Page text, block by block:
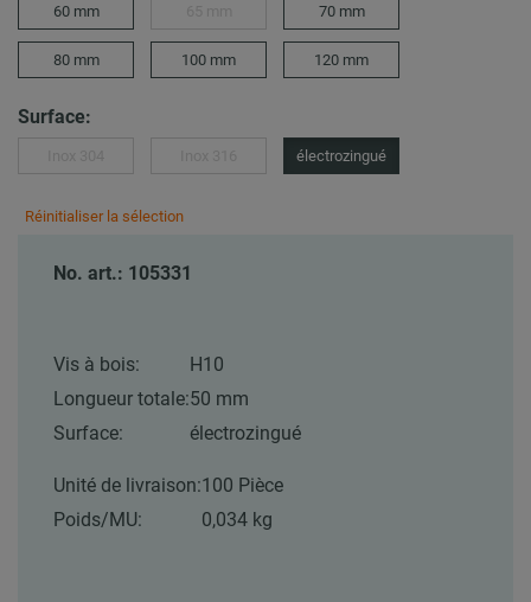
60 mm 70 mm
80 mm 100 mm 120 mm
Surface:
électrozingué
Réinitialiser la sélection
No. art.: 105331
Vis à bois:
H10
Longueur totale:50 mm
Surface:
électrozingué
Unité de livraison:100 Pièce
Poids/MU:
0,034 kg